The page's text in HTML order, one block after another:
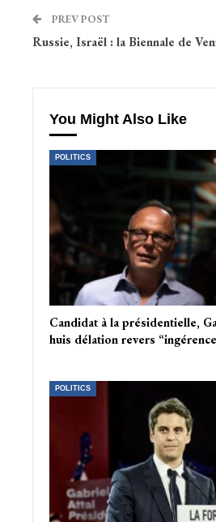
PREV POST
Russie, Israël : la Biennale de
You Might Also Like
POLITICS
Candidat à la présidentielle,
huis délation revers
POLITICS